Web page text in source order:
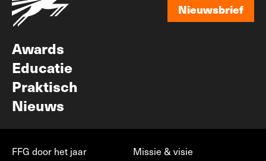
Nieuwsbrief
Awards
Educatie
Praktisch
Nieuws
FFG door het jaar Missie & visie